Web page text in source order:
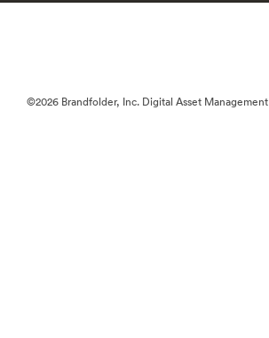
©2026 Brandfolder, Inc. Digital Asset Management